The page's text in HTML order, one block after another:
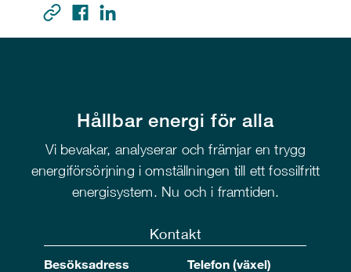
Hållbar energi för alla
Vi bevakar, analyserar och främjar en trygg
energiförsörjning i omställningen till ett fossilfritt
energisystem. Nu och i framtiden.
Kontakt
Besöksadress
Telefon (växel)